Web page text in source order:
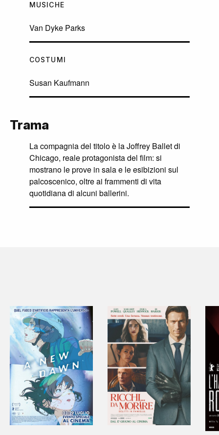
MUSICHE
Van Dyke Parks
COSTUMI
Susan Kaufmann
Trama
La compagnia del titolo è la Joffrey Ballet di
Chicago, reale protagonista del film: si
mostrano le prove in sala e le esibizioni sul
palcoscenico, oltre ai frammenti di vita
quotidiana di alcuni ballerini.